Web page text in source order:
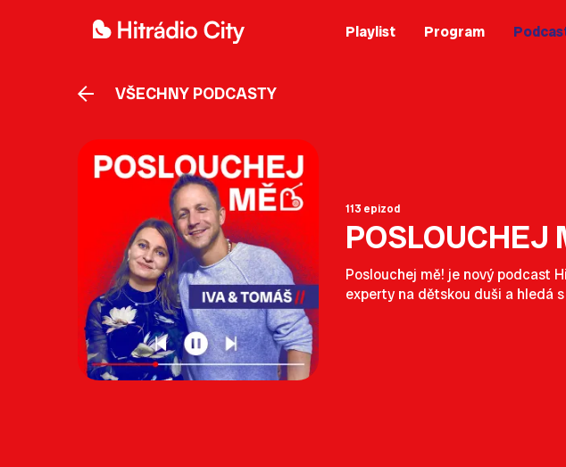
Playlist Program
VŠECHNY PODCASTY
113 epizod
POSLOUCHEJ
Poslouchej mě! je nový podcast
experty na dětskou duši a hledá